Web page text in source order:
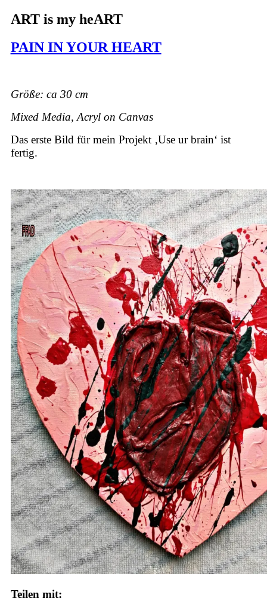
ART is my heART
PAIN IN YOUR HEART
Größe: ca 30 cm
Mixed Media, Acryl on Canvas
Das erste Bild für mein Projekt ‚Use ur brain‘ ist
fertig.
Teilen mit: